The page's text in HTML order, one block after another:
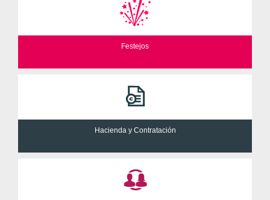
Festejos
Hacienda y Contratación